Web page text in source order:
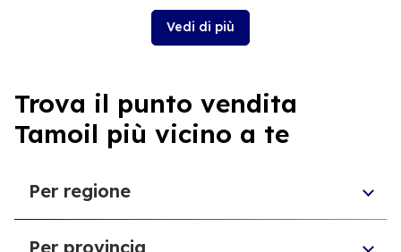
Vedi di più
Trova il punto vendita
Tamoil più vicino a te
Per regione
Per provincia